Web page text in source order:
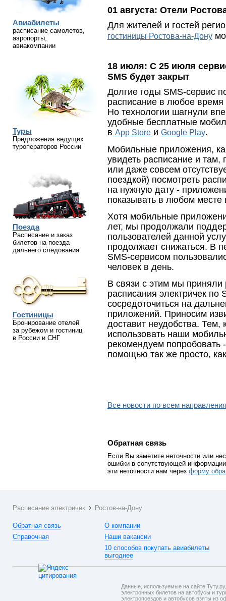
Авиабилеты
расписание самолетов,
аэропорты,
авиакомпании
Туры
Предложения ведущих
туроператоров России
Поезда
Расписание и заказ
билетов на поезда
дальнего следования
Гостиницы
Бронирование отелей
за рубежом и гостиниц
в России и СНГ
01 августа: Отели
Для жителей и гостей
гостиницы Ростова-на-Дону
18 июля: С 25 июля
SMS будет закрыт
Долгие годы SMS-сервис
расписание в любое
Но технологии шагнули
удобные бесплатные
в App Storeи Google Play.
Мобильные приложения,
увидеть расписание и там,
или даже совсем
поездкой) посмотреть
на нужную дату -
показывать в любом
Хотя мобильные
лет, мы продолжали
пользователей данной
продолжает снижаться. В
SMS-сервисом
человек в день.
В связи с этим мы приняли
расписания электричек
сосредоточиться на
приложений. Приносим
доставит неудобства. Тем,
использовать наши
рекомендуем попробовать
помощью так же просто,
Все новости по всем
Обратная связь
Если Вы заметите неточности или
ошибки в сопутствующей
эти неточности нам через форму
Расписание электричек Ростов-на-Дону
Обратная связь
Справочная
О компании
Наши вакансии
10 способов покупать авиабилеты
выгоднее
Данные, используемые на сайте
электронных билетов на автобусы и
электропоездов и автобусов взяты из